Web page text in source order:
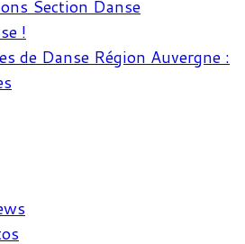
Section Danse
!
de Danse Région Auvergne :